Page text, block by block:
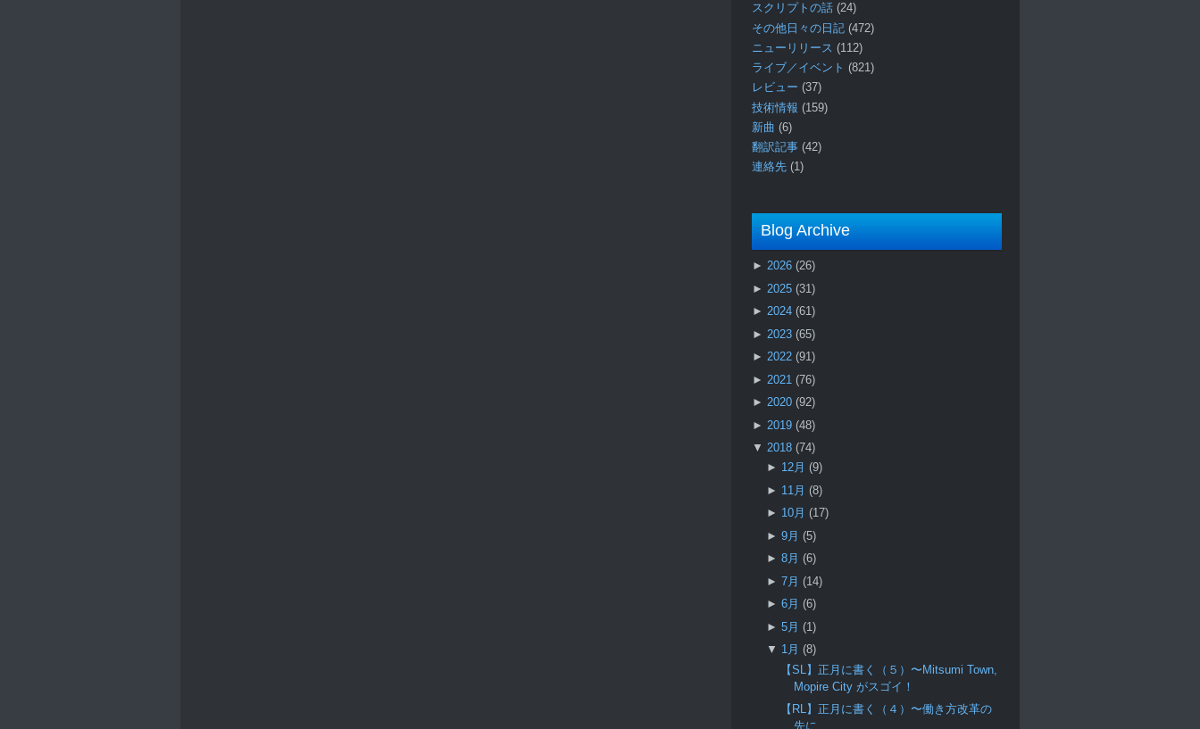
スクリプトの話 (24)
その他日々の日記 (472)
ニューリリース (112)
ライブ／イベント (821)
レビュー (37)
技術情報 (159)
新曲 (6)
翻訳記事 (42)
連絡先 (1)
Blog Archive
► 2026 (26)
► 2025 (31)
► 2024 (61)
► 2023 (65)
► 2022 (91)
► 2021 (76)
► 2020 (92)
► 2019 (48)
▼ 2018 (74)
► 12月 (9)
► 11月 (8)
► 10月 (17)
► 9月 (5)
► 8月 (6)
► 7月 (14)
► 6月 (6)
► 5月 (1)
▼ 1月 (8)
【SL】正月に書く（５）〜Mitsumi Town,
Mopire City がスゴイ！
【RL】正月に書く（４）〜働き方改革の
先に